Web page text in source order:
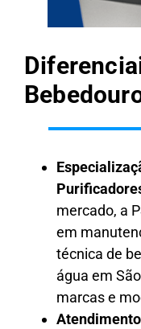
mercado, a
em
técnica de
água em
marcas e